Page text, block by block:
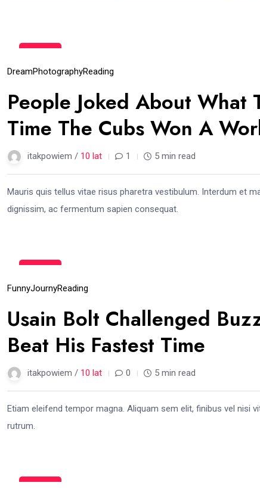
gru
DreamPhotographyReading
People Joked About What
Time The Cubs Won A
itakpowiem / 10 lat 1 5 min read
Mauris quis tellus vitae risus pharetra vestibulum. Interdum et
dignissim, ac fermentum sapien consequat.
gru
FunnyJournyReading
Usain Bolt Challenged
Beat His Fastest Time
itakpowiem / 10 lat 0 5 min read
Etiam eleifend tempor magna. Aliquam sem elit, finibus vel nisi
rutrum.